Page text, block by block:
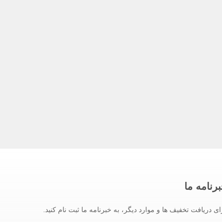
ما
دریافت تخفیف ها و موارد دیگر، به خبرنامه ما ثبت نام کنید.